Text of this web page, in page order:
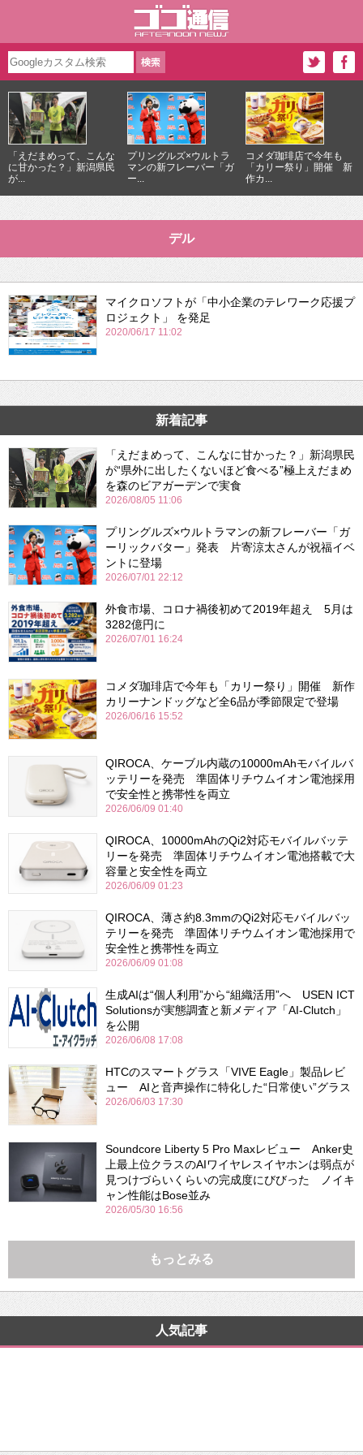
「えだまめって、こんな
に甘かった？」新潟県民
が...
プリングルズ×ウルトラ
マンの新フレーバー「ガ
ー...
コメダ珈琲店で今年も
「カリー祭り」開催 新
作カ...
デル
マイクロソフトが「中小企業のテレワーク応援プ
ロジェクト」 を発足
2020/06/17 11:02
新着記事
「えだまめって、こんなに甘かった？」新潟県民
が“県外に出したくないほど食べる”極上えだまめ
を森のビアガーデンで実食
2026/08/05 11:06
プリングルズ×ウルトラマンの新フレーバー「ガ
ーリックバター」発表 片寄涼太さんが祝福イベ
ントに登場
2026/07/01 22:12
外食市場、コロナ禍後初めて2019年超え 5月は
3282億円に
2026/07/01 16:24
コメダ珈琲店で今年も「カリー祭り」開催 新作
カリーナンドッグなど全6品が季節限定で登場
2026/06/16 15:52
QIROCA、ケーブル内蔵の10000mAhモバイルバ
ッテリーを発売 準固体リチウムイオン電池採用
で安全性と携帯性を両立
2026/06/09 01:40
QIROCA、10000mAhのQi2対応モバイルバッテ
リーを発売 準固体リチウムイオン電池搭載で大
容量と安全性を両立
2026/06/09 01:23
QIROCA、薄さ約8.3mmのQi2対応モバイルバッ
テリーを発売 準固体リチウムイオン電池採用で
安全性と携帯性を両立
2026/06/09 01:08
生成AIは“個人利用”から“組織活用”へ USEN ICT
Solutionsが実態調査と新メディア「AI-Clutch」
を公開
2026/06/08 17:08
HTCのスマートグラス「VIVE Eagle」製品レビ
ュー AIと音声操作に特化した“日常使い”グラス
2026/06/03 17:30
Soundcore Liberty 5 Pro Maxレビュー Anker史
上最上位クラスのAIワイヤレスイヤホンは弱点が
見つけづらいくらいの完成度にびびった ノイキ
ャン性能はBose並み
2026/05/30 16:56
もっとみる
人気記事